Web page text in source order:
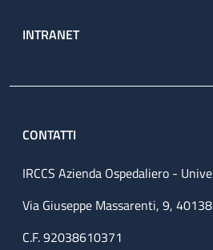
INTRANET
CONTATTI
IRCCS Azienda Ospedaliero -
Via Giuseppe Massarenti, 9,
C.F. 92038610371